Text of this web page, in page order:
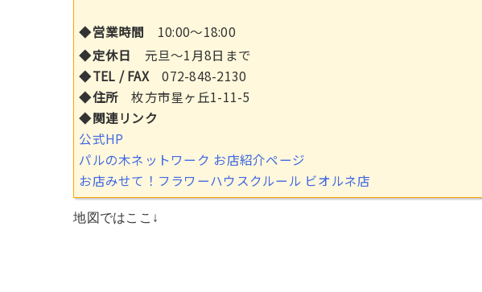
◆営業時間 10:00〜18:00
◆定休日
元旦〜1月8日まで
◆TEL / FAX 072-848-2130
◆住所 枚方市星ヶ丘1-11-5
◆関連リンク
公式HP
パルの木ネットワーク お店紹介ページ
お店みせて！フラワーハウスクルール ビオルネ店
地図ではここ↓